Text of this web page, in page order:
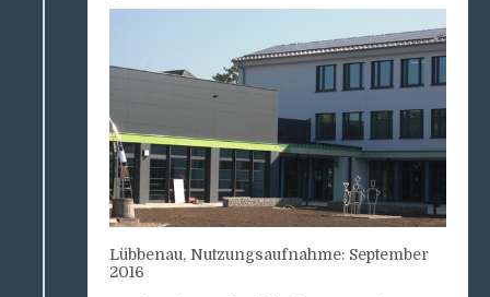
Lübbenau, Nutzungsaufnahme: September
2016